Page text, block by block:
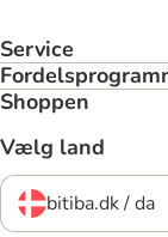
Service
Shoppen
Vælg land
bitiba.dk / da